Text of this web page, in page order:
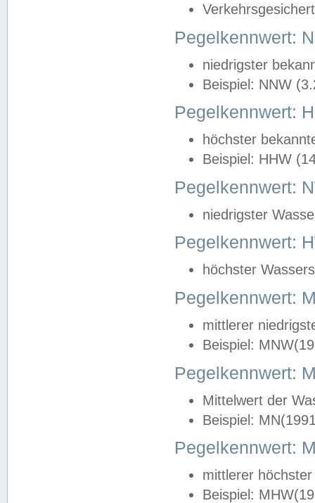
Pegelkennwert:
niedrigster
Beispiel: NNW
Pegelkennwert:
höchster
Beispiel: HHW
Pegelkennwert:
niedrigster
Pegelkennwert:
höchster
Pegelkennwert:
mittlerer
Beispiel:
Pegelkennwert:
Mittelwert der
Beispiel:
Pegelkennwert:
mittlerer
Beispiel: